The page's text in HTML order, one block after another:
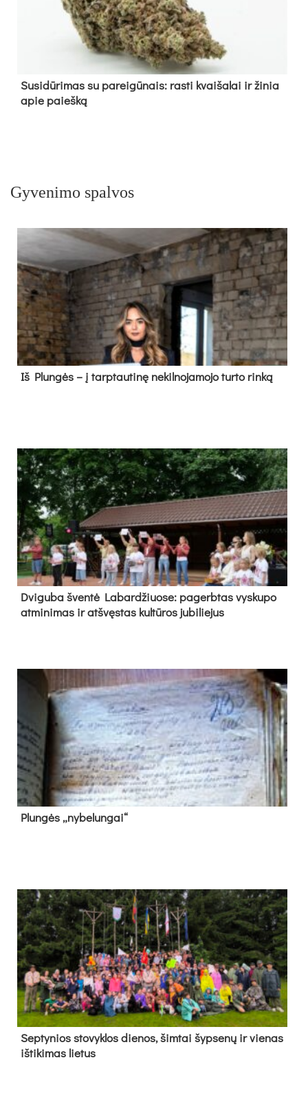
Su­si­dū­ri­mas su pa­rei­gū­nais: ras­ti kvai­ša­lai ir ži­nia
apie paieš­ką
Gyvenimo spalvos
Iš Plungės – į tarptautinę nekilnojamojo turto rinką
Dvi­gu­ba šven­tė La­bar­džiuo­se: pa­gerb­tas vys­ku­po
at­mi­ni­mas ir at­švęs­tas kul­tū­ros ju­bi­lie­jus
Plun­gės „ny­be­lun­gai“
Sep­ty­nios sto­vyk­los die­nos, šim­tai šyp­se­nų ir vie­nas
iš­ti­ki­mas lie­tus